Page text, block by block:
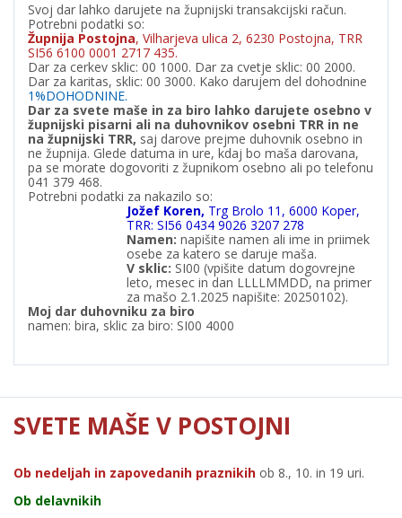
Svoj dar lahko darujete na župnijski transakcijski račun.
Potrebni podatki so:
Župnija Postojna, Vilharjeva ulica 2, 6230 Postojna, TRR
SI56 6100 0001 2717 435.
Dar za cerkev sklic: 00 1000. Dar za cvetje sklic: 00 2000.
Dar za karitas, sklic: 00 3000. Kako darujem del dohodnine
1%DOHODNINE.
Dar za svete maše in za biro lahko darujete osebno v
župnijski pisarni ali na duhovnikov osebni TRR in ne
na župnijski TRR, saj darove prejme duhovnik osebno in
ne župnija. Glede datuma in ure, kdaj bo maša darovana,
pa se morate dogovoriti z župnikom osebno ali po telefonu
041 379 468.
Potrebni podatki za nakazilo so:
Jožef Koren, Trg Brolo 11, 6000 Koper,
TRR: SI56 0434 9026 3207 278
Namen: napišite namen ali ime in priimek
osebe za katero se daruje maša.
V sklic: SI00 (vpišite datum dogovrejne
leto, mesec in dan LLLLMMDD, na primer
za mašo 2.1.2025 napišite: 20250102).
Moj dar duhovniku za biro
namen: bira, sklic za biro: SI00 4000
SVETE MAŠE V POSTOJNI
Ob nedeljah in zapovedanih praznikih ob 8., 10. in 19 uri.
Ob delavnikih